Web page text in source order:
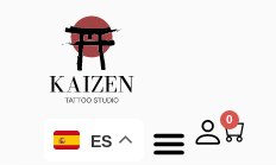
0
ES